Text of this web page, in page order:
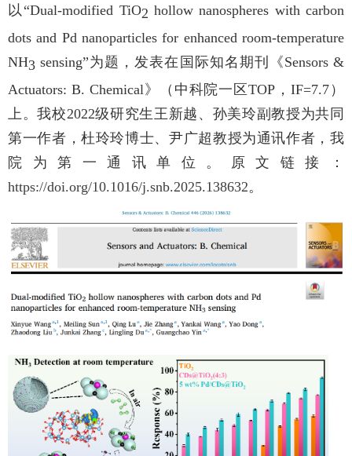
以“Dual-modified TiO2 hollow nanospheres with carbon
dots and Pd nanoparticles for enhanced room-temperature
NH3 sensing”为题，发表在国际知名期刊《Sensors &
Actuators: B. Chemical》（中科院一区TOP ，IF=7.7 ）
上。我校2022级研究生王新越、孙美玲副教授为共同
第一作者，杜玲玲博士、尹广超教授为通讯作者，我
院为第一通讯单位。原文链接：
https://doi.org/10.1016/j.snb.2025.138632。